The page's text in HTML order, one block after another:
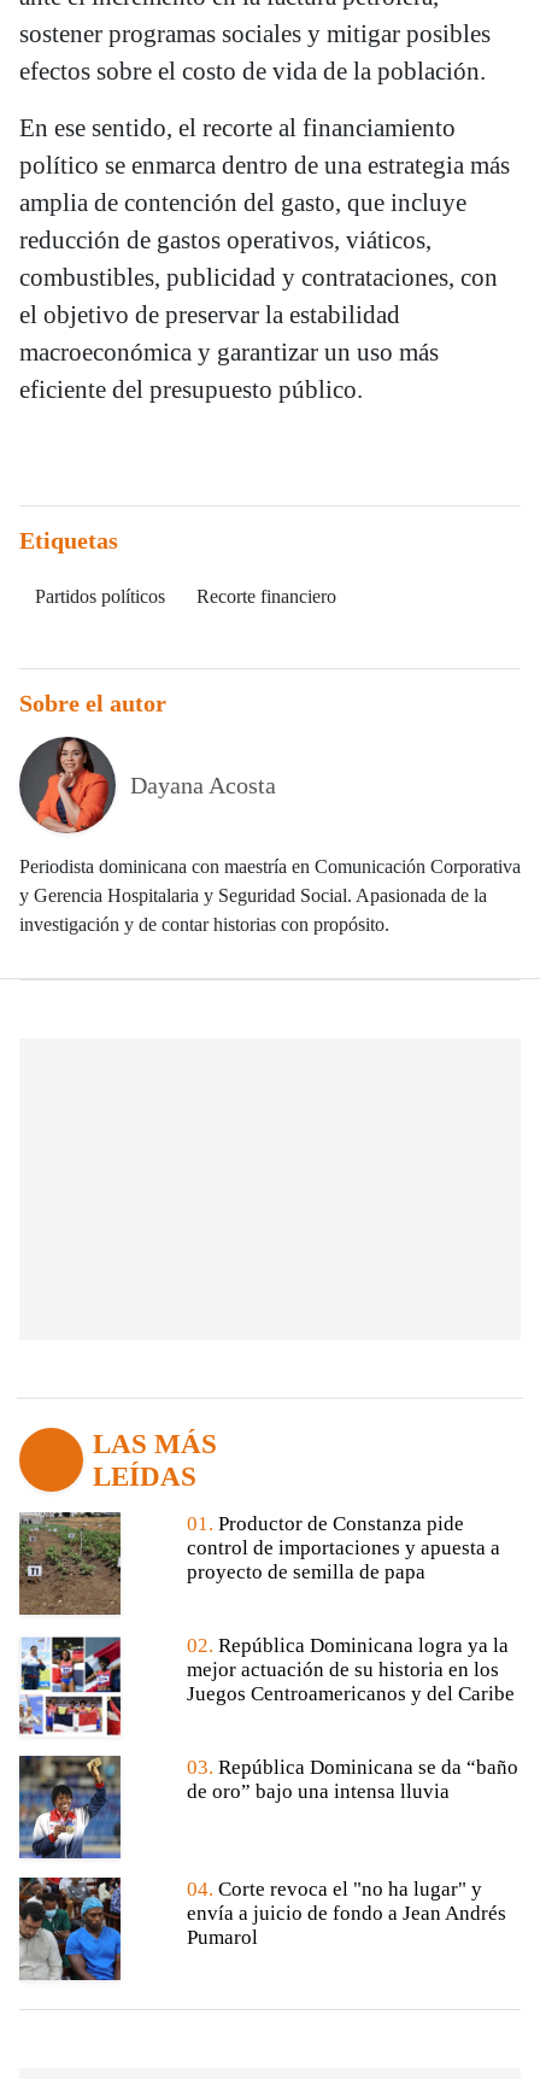
sostener programas sociales y mitigar posibles
efectos sobre el costo de vida de la población.
En ese sentido, el recorte al financiamiento
político se enmarca dentro de una estrategia más
amplia de contención del gasto, que incluye
reducción de gastos operativos, viáticos,
combustibles, publicidad y contrataciones, con
el objetivo de preservar la estabilidad
macroeconómica y garantizar un uso más
eficiente del presupuesto público.
Etiquetas
Partidos políticos Recorte financiero
Sobre el autor
Dayana Acosta
Periodista dominicana con maestría en Comunicación Corporativa
y Gerencia Hospitalaria y Seguridad Social. Apasionada de la
investigación y de contar historias con propósito.
LAS MÁS
LEÍDAS
01. Productor de Constanza pide
control de importaciones y apuesta a
proyecto de semilla de papa
02. República Dominicana logra ya la
mejor actuación de su historia en los
Juegos Centroamericanos y del Caribe
03. República Dominicana se da “baño
de oro” bajo una intensa lluvia
04. Corte revoca el "no ha lugar" y
envía a juicio de fondo a Jean Andrés
Pumarol